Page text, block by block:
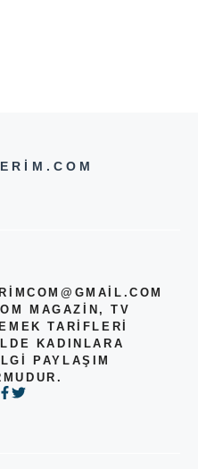
MAGAZIN, TV
TARIFLERI
KADINLARA
PAYLAŞIM